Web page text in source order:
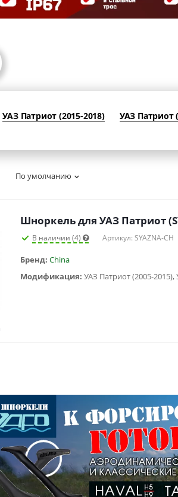
УАЗ Патриот (2015-2018) УАЗ Патриот
По умолчанию
Шноркель для УАЗ Патриот
В наличии (4) Артикул: SYAZNA-CH
Бренд: China
Модификация: